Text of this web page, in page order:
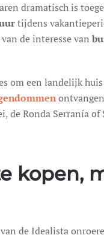
dramatisch is
tijdens
de interesse van
om een landelijk
de Ronda Serranía
kopen,
de Idealista